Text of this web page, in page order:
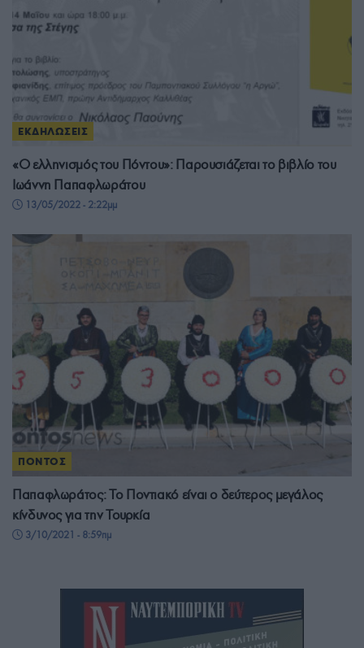
ΕΚΔΗΛΩΣΕΙΣ
«Ο ελληνισμός του Πόντου»: Παρουσιάζεται το βιβλίο του
Ιωάννη Παπαφλωράτου
13/05/2022 - 2:22μμ
ΠΟΝΤΟΣ
Παπαφλωράτος: Το Ποντιακό είναι ο δεύτερος μεγάλος
κίνδυνος για την Τουρκία
3/10/2021 - 8:59πμ